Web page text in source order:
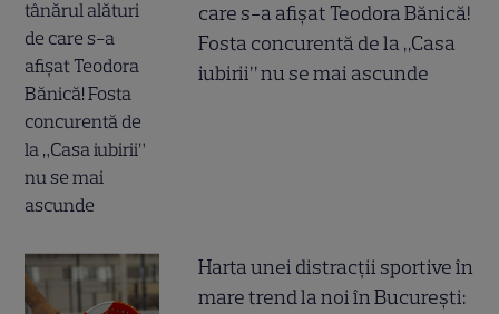
care s-a afișat Teodora Bănică!
Fosta concurentă de la „Casa
iubirii” nu se mai ascunde
Harta unei distracții sportive în
mare trend la noi în București: